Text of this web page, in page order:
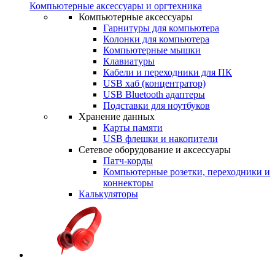
Компьютерные аксессуары и оргтехника
Компьютерные аксессуары
Гарнитуры для компьютера
Колонки для компьютера
Компьютерные мышки
Клавиатуры
Кабели и переходники для ПК
USB хаб (концентратор)
USB Bluetooth адаптеры
Подставки для ноутбуков
Хранение данных
Карты памяти
USB флешки и накопители
Сетевое оборудование и аксессуары
Патч-корды
Компьютерные розетки, переходники и
коннекторы
Калькуляторы